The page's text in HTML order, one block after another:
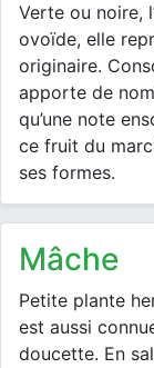
Verte ou noire,
ovoïde, elle
originaire.
apporte de
qu’une note
ce fruit du
ses formes.
mâche
Petite plante
est aussi
doucette. En